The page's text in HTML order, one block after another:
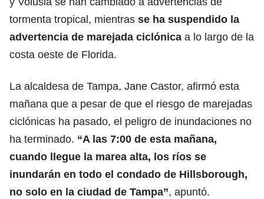
tormenta tropical, mientras se ha suspendido la
advertencia de marejada ciclónica a lo largo de la
costa oeste de Florida.
La alcaldesa de Tampa, Jane Castor, afirmó esta
mañana que a pesar de que el riesgo de marejadas
ciclónicas ha pasado, el peligro de inundaciones no
ha terminado. “A las 7:00 de esta mañana,
cuando llegue la marea alta, los ríos se
inundarán en todo el condado de Hillsborough,
no solo en la ciudad de Tampa”, apuntó.